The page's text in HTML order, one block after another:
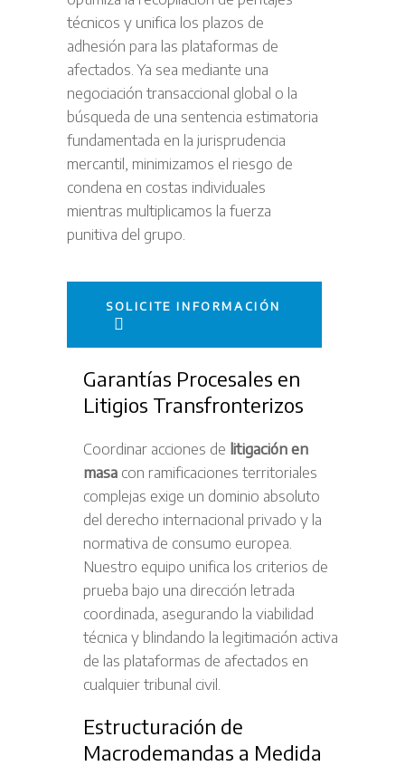
técnicos y unifica los plazos de
adhesión para las plataformas de
afectados. Ya sea mediante una
negociación transaccional global o la
búsqueda de una sentencia estimatoria
fundamentada en la jurisprudencia
mercantil, minimizamos el riesgo de
condena en costas individuales
mientras multiplicamos la fuerza
punitiva del grupo.
SOLICITE INFORMACIÓN
Garantías Procesales en
Litigios Transfronterizos
Coordinar acciones de litigación en
masa con ramificaciones territoriales
complejas exige un dominio absoluto
del derecho internacional privado y la
normativa de consumo europea.
Nuestro equipo unifica los criterios de
prueba bajo una dirección letrada
coordinada, asegurando la viabilidad
técnica y blindando la legitimación activa
de las plataformas de afectados en
cualquier tribunal civil.
Estructuración de
Macrodemandas a Medida